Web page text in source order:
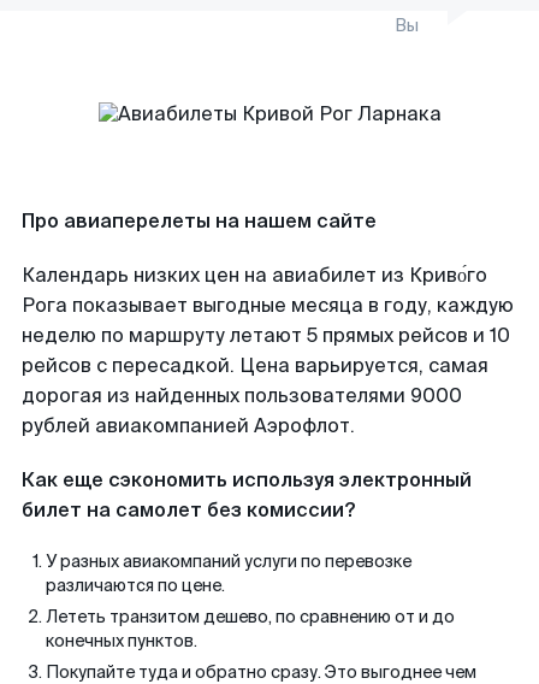
Вы
Про авиаперелеты на нашем сайте
Календарь низких цен на авиабилет из Криво́го
Рога показывает выгодные месяца в году, каждую
неделю по маршруту летают 5 прямых рейсов и 10
рейсов с пересадкой. Цена варьируется, самая
дорогая из найденных пользователями 9000
рублей авиакомпанией Аэрофлот.
Как еще сэкономить используя электронный
билет на самолет без комиссии?
У разных авиакомпаний услуги по перевозке
различаются по цене.
Лететь транзитом дешево, по сравнению от и до
конечных пунктов.
Покупайте туда и обратно сразу. Это выгоднее чем